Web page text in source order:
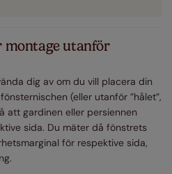
montage utanför
dig av om du vill placera din
(eller utanför ”hålet”,
att gardinen eller persiennen
sida. Du mäter då fönstrets
för respektive sida,